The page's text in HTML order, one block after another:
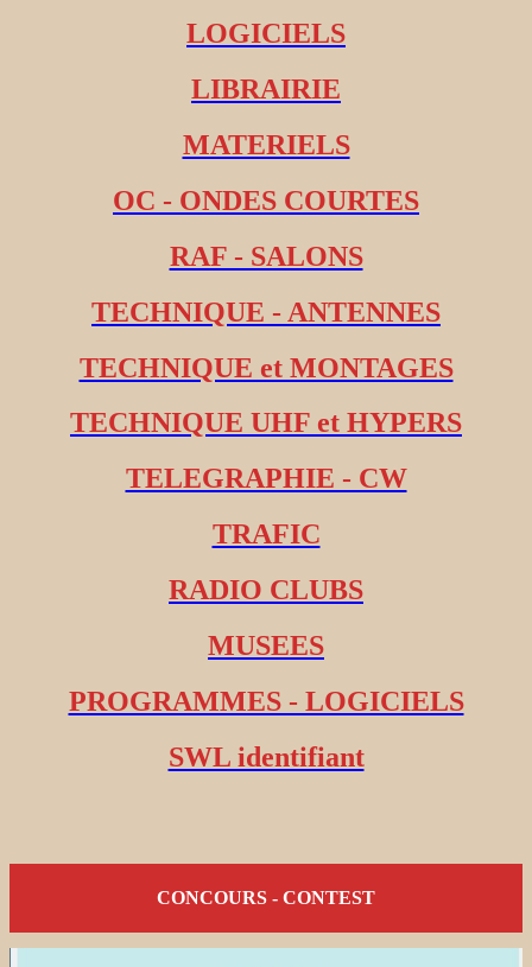
LOGICIELS
LIBRAIRIE
MATERIELS
OC - ONDES COURTES
RAF - SALONS
TECHNIQUE - ANTENNES
TECHNIQUE et MONTAGES
TECHNIQUE UHF et HYPERS
TELEGRAPHIE - CW
TRAFIC
RADIO CLUBS
MUSEES
PROGRAMMES - LOGICIELS
SWL identifiant
CONCOURS - CONTEST